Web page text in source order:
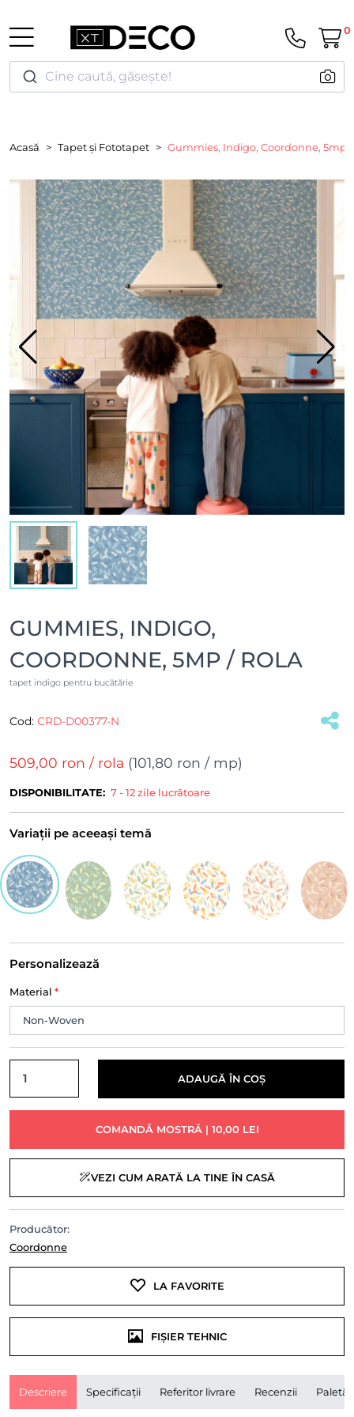
Cine caută, găsește!
0
Acasă Tapet și Fototapet Gummies, Indigo, Coordonne, 5mp /
GUMMIES, INDIGO,
COORDONNE, 5MP / ROLA
tapet indigo pentru bucătărie
Cod: CRD-D00377-N
509,00 ron / rola (101,80 ron / mp)
DISPONIBILITATE: 7 - 12 zile lucrătoare
Variații pe aceeași temă
Personalizează
Material *
ADAUGĂ ÎN COȘ
COMANDĂ MOSTRĂ | 10,00 LEI
VEZI CUM ARATĂ LA TINE ÎN CASĂ
Producător:
Coordonne
LA FAVORITE
FIȘIER TEHNIC
Descriere Specificații Referitor livrare Recenzii Paletă